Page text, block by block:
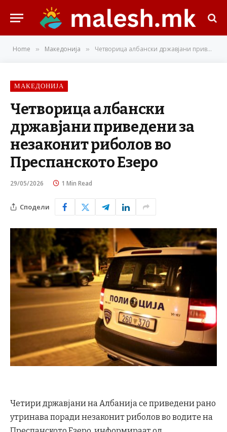
Home » Македонија » Четворица албански државјани приведени за незаконит риболов во Преспанското Езеро
МАКЕДОНИЈА
Четворица албански
државјани приведени за
незаконит риболов во
Преспанското Езеро
29/05/2026 1 Min Read
Сподели
Четири државјани на Албанија се приведени рано
утринава поради незаконит риболов во водите на